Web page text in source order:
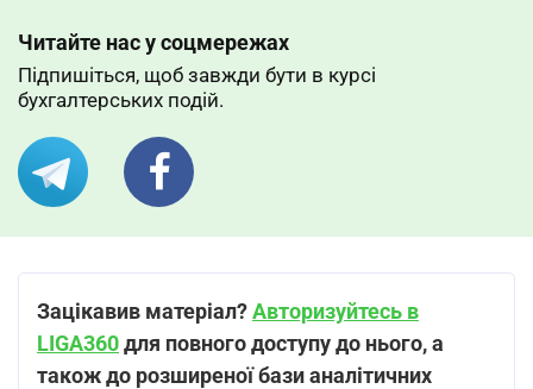
Читайте нас у соцмережах
Підпишіться, щоб завжди бути в курсі
бухгалтерських подій.
Зацікавив матеріал?Авторизуйтесь в
LIGA360для повного доступу до нього, а
також до розширеної бази аналітичних